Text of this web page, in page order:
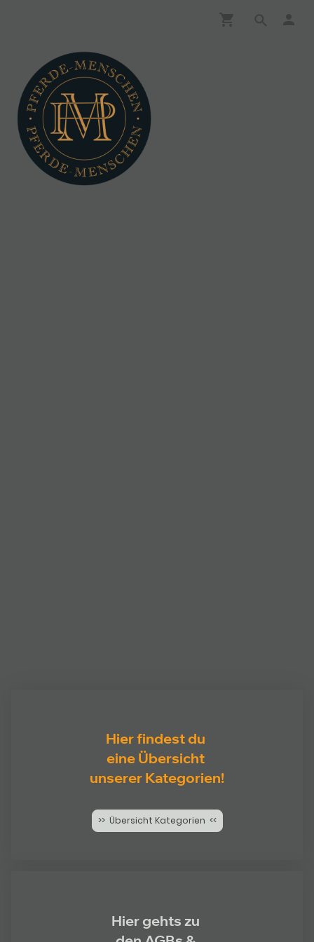
Hier findest du
eine Übersicht
unserer Kategorien!
>> Übersicht Kategorien <<
Hier gehts zu